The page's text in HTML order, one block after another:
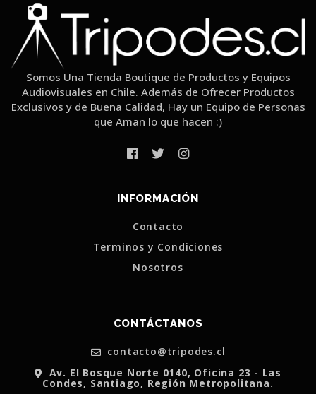
Somos Una Tienda Boutique de Productos y Equipos
Audiovisuales en Chile. Además de Ofrecer Productos
Exclusivos y de Buena Calidad, Hay un Equipo de Personas
que Aman lo que hacen :)
INFORMACIÓN
Contacto
Terminos y Condiciones
Nosotros
CONTÁCTANOS
contacto@tripodes.cl
Av. El Bosque Norte 0140, Oficina 23 - Las
Condes, Santiago, Región Metropolitana.